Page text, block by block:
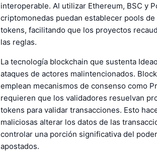
interoperable. Al utilizar Ethereum, BSC y
criptomonedas puedan establecer pools
tokens, facilitando que los proyectos
las reglas.
La tecnología blockchain que sustenta
ataques de actores malintencionados.
emplean mecanismos de consenso como
requieren que los validadores resuelvan
tokens para validar transacciones. Esto
maliciosas alterar los datos de las
controlar una porción significativa del
apostados.